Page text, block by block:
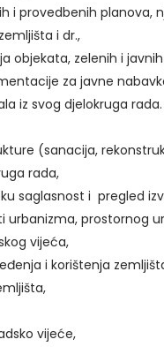
i provedbenih
i dr.,
objekata, zelenih i
za javne
iz svog djelokruga rada.
(sanacija,
rada,
saglasnost i pregled
prostornog
vijeća,
i korištenja
vijeće,